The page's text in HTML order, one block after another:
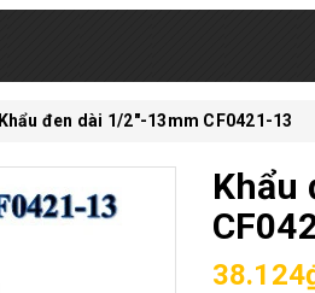
Khẩu đen dài 1/2"-13mm CF0421-13
Khẩu